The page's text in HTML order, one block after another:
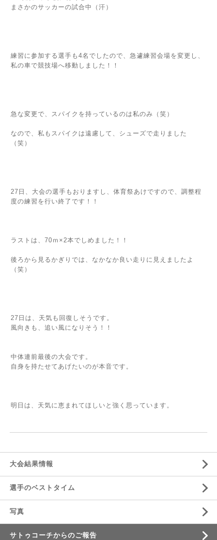
まさかのサッカーの試合中（汗）
練習に参加する選手も4名でしたので、急遽練習会場を変更し、
私の車で競技場へ移動しました！！
急な変更で、スパイクを持っているのは私のみ（笑）
なので、私もスパイクは遠慮して、シューズで走りました
（笑）
27日、大会の選手もおりますし、体育祭あけですので、調整程
度の練習を行い終了です！！
ラストは、70ｍ×2本でしめました！！
後ろから見るかぎりでは、なかなか良い走りに見えましたよ
（笑）
27日は、天気も回復しそうです。
風向きも、追い風になりそう！！
中体連前最後の大会です。
自身を持たせてあげたいのが本音です。
明日は、天気に恵まれてほしいと強く思っています。
大会結果情報
選手のベストタイム
写真
サトゥコーチからのご報告